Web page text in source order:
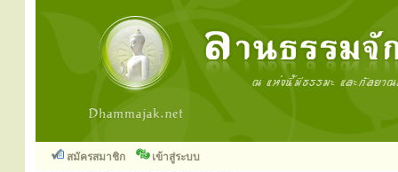
สมัครสมาชิก เข้าสู่ระบบ